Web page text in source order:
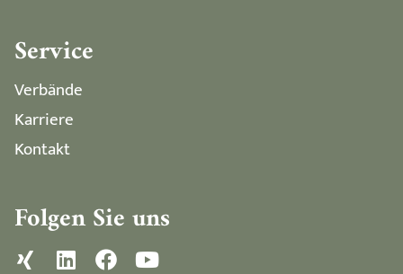
Service
Verbände
Karriere
Kontakt
Folgen Sie uns